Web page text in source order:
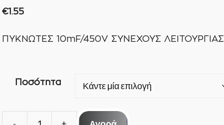
€1.55
ΠΥΚΝΩΤΕΣ 10mF/450V ΣΥΝΕΧΟΥΣ ΛΕΙΤΟΥΡΓΙΑΣ
Ποσότητα